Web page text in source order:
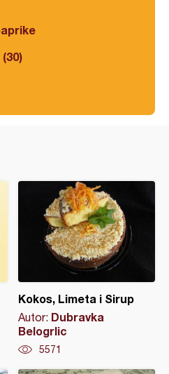
Kokos, Limeta i Sirup
Autor: Dubravka
Belogrlic
5571